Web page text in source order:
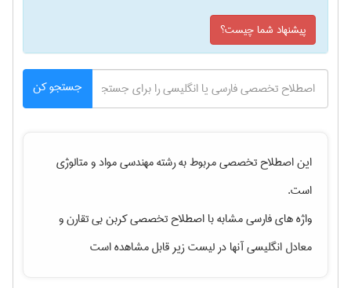
پیشنهاد شما چیست؟
جستجو کن
این اصطلاح تخصصی مربوط به رشتهمهندسی مواد و متالوژی
است.
واژه های فارسی مشابه با اصطلاح تخصصیکربن بی تقارنو
معادل انگلیسی آنها در لیست زیر قابل مشاهده است